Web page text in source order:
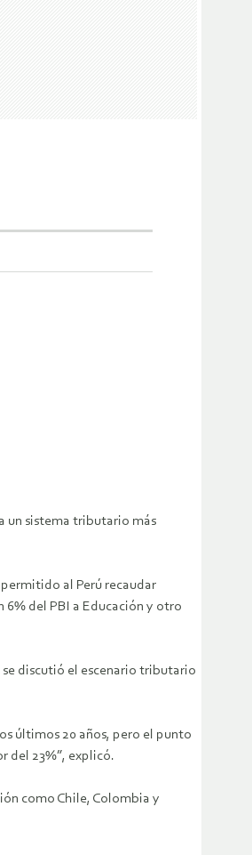
un sistema tributario más
al Perú recaudar
6% del PBI a Educación y otro
discutió el escenario tributario
últimos 20 años, pero el punto
del 23%”, explicó.
como Chile, Colombia y